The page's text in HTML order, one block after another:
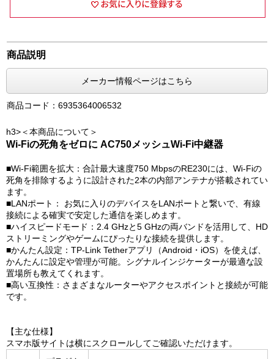
商品説明
メーカー情報ページはこちら
商品コード：6935364006532
h3>＜本商品について＞
Wi-Fiの死角をゼロに AC750メッシュWi-Fi中継器
■Wi-Fi範囲を拡大：合計最大速度750 MbpsのRE230には、Wi-Fiの
死角を排除するように設計された2本の内部アンテナが搭載されてい
ます。
■LANポート： お気に入りのデバイスをLANポートと繋いで、有線
接続による確実で安定した通信を楽しめます。
■ハイスピードモード：2.4 GHzと5 GHzの両バンドを活用して、HD
ストリーミングやゲームにぴったりな接続を提供します。
■かんたん設定：TP-Link Tetherアプリ（Android・iOS）を使えば、
かんたんに設定や管理が可能。シグナルインジケーターが最適な設
置場所も教えてくれます。
■高い互換性：さまざまなルーターやアクセスポイントと接続が可能
です。
【主な仕様】
スマホ版サイトは横にスクロールしてご確認いただけます。